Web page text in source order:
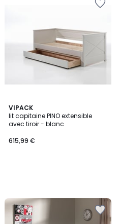
VIPACK
lit capitaine PINO extensible
avec tiroir - blanc
615,99 €